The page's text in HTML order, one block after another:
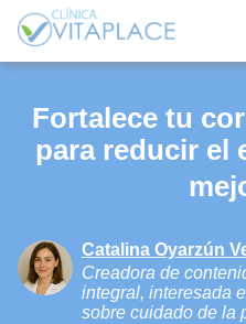
Fortalece tu
para reducir el
Catalina Oyarzún
Creadora de
integral, interesada
sobre cuidado de la